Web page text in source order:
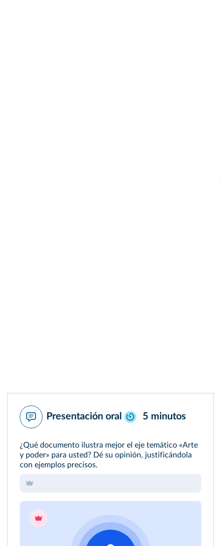
Presentación oral 5 minutos
¿Qué documento ilustra mejor el eje temático «Arte
y poder» para usted? Dé su opinión, justificándola
con ejemplos precisos.